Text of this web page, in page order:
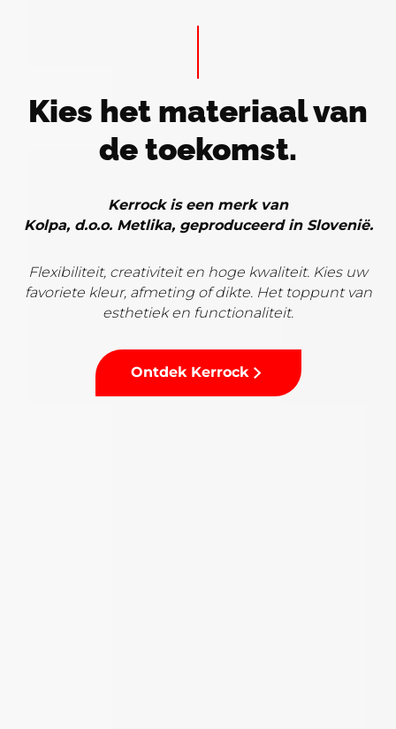
Kies het materiaal van
de toekomst.
Kerrock is een merk van
Kolpa, d.o.o. Metlika, geproduceerd in Slovenië.
Flexibiliteit, creativiteit en hoge kwaliteit. Kies uw
favoriete kleur, afmeting of dikte. Het toppunt van
esthetiek en functionaliteit.
Ontdek Kerrock